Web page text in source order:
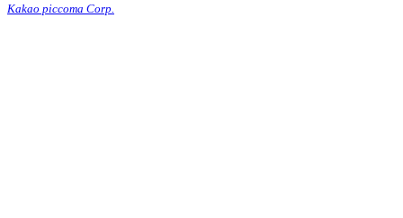
Kakao piccoma Corp.